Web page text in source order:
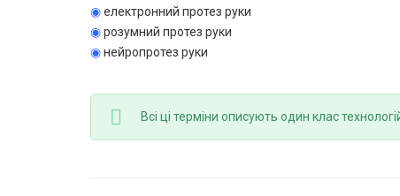
◉електронний протез руки
◉розумний протез руки
◉нейропротез руки
Всі ці терміни описують один клас